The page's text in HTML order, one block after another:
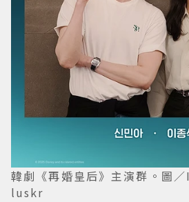
韓劇《再婚皇后》主演群。圖
luskr